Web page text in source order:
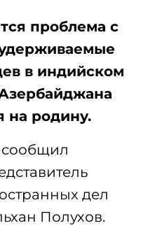
проблема с
в индийском
на родину.
сообщил
дел
Полухов.